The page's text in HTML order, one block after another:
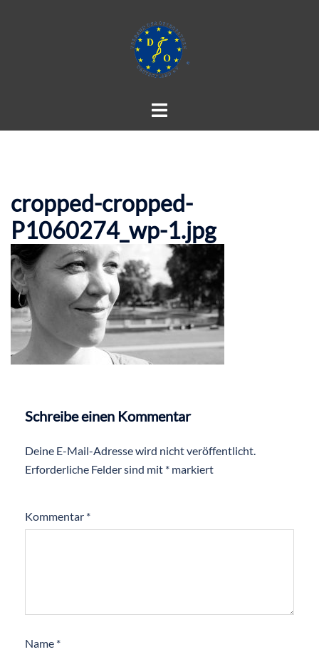
Menü
cropped-cropped-
P1060274_wp-1.jpg
Schreibe einen Kommentar
Deine E-Mail-Adresse wird nicht veröffentlicht.
Erforderliche Felder sind mit * markiert
Kommentar *
Name *